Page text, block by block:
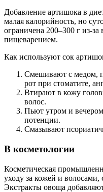
Добавление артишока в
малая калорийность, но
ограничена 200–300 г из-
пищеварением.
Как используют сок
Смешивают с медом,
рот при стоматите,
Втирают в кожу
волос.
Пьют утром и
потенции.
Смазывают
В косметологии
Косметическая
уходу за кожей и
Экстракты овоща